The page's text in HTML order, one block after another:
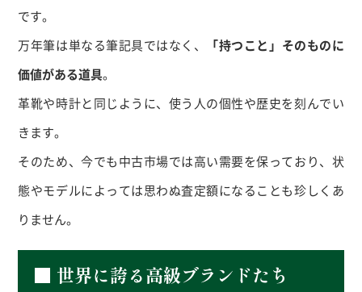
です。
万年筆は単なる筆記具ではなく、
「持つこと」そのものに
価値がある道具。
革靴や時計と同じように、使う人の個性や歴史を刻んでい
きます。
そのため、今でも中古市場では高い需要を保っており、状
態やモデルによっては思わぬ査定額になることも珍しくあ
りません。
■ 世界に誇る高級ブランドたち